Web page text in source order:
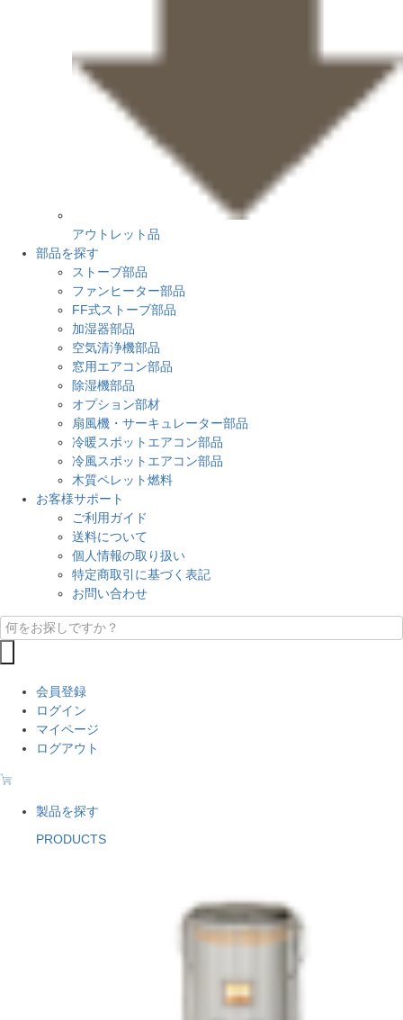
アウトレット品
部品を探す
ストーブ部品
ファンヒーター部品
FF式ストーブ部品
加湿器部品
空気清浄機部品
窓用エアコン部品
除湿機部品
オプション部材
扇風機・サーキュレーター部品
冷暖スポットエアコン部品
冷風スポットエアコン部品
木質ペレット燃料
お客様サポート
ご利用ガイド
送料について
個人情報の取り扱い
特定商取引に基づく表記
お問い合わせ
会員登録
ログイン
マイページ
ログアウト
製品を探す
PRODUCTS